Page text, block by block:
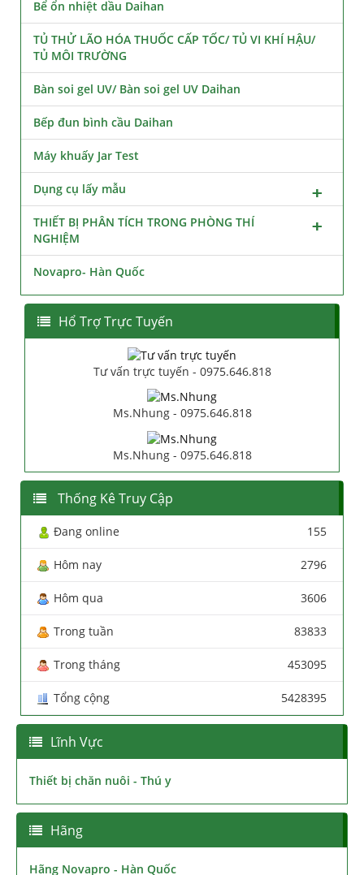
Bể ổn nhiệt dầu Daihan
TỦ THỬ LÃO HÓA THUỐC CẤP TỐC/ TỦ VI KHÍ HẬU/
TỦ MÔI TRƯỜNG
Bàn soi gel UV/ Bàn soi gel UV Daihan
Bếp đun bình cầu Daihan
Máy khuấy Jar Test
Dụng cụ lấy mẫu
THIẾT BỊ PHÂN TÍCH TRONG PHÒNG THÍ
NGHIỆM
Novapro- Hàn Quốc
Hổ Trợ Trực Tuyến
Tư vấn trực tuyến - 0975.646.818
Ms.Nhung - 0975.646.818
Ms.Nhung - 0975.646.818
Thống Kê Truy Cập
Đang online 155
Hôm nay 2796
Hôm qua 3606
Trong tuần 83833
Trong tháng 453095
Tổng cộng 5428395
Lĩnh Vực
Thiết bị chăn nuôi - Thú y
Hãng
Hãng Novapro - Hàn Quốc